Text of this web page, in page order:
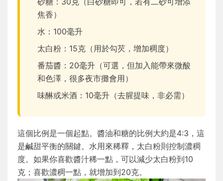
焦香）
水：100毫升
太白粉：15克（用於勾芡，增加稠度）
番茄醬：20毫升（可選，但加入能帶來微酸
和色澤，很多夜市攤會用）
味醂或米酒：10毫升（去腥提味，非必需）
這個比例是一個起點。醬油和糖的比例大約是4:3，這
是鹹甜平衡的關鍵。水用來稀釋，太白粉則控制濃稠
度。如果你喜歡醬汁稀一點，可以減少太白粉到10
克；喜歡濃稠一點，就增加到20克。